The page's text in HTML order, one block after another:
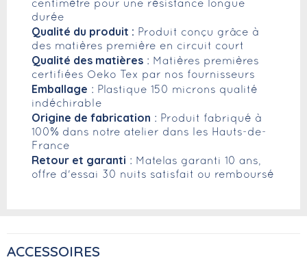
centimètre pour une résistance longue
durée
Qualité du produit : Produit conçu grâce à
des matières première en circuit court
Qualité des matières : Matières premières
certifiées Oeko Tex par nos fournisseurs
Emballage : Plastique 150 microns qualité
indéchirable
Origine de fabrication : Produit fabriqué à
100% dans notre atelier dans les Hauts-de-
France
Retour et garanti : Matelas garanti 10 ans,
offre d'essai 30 nuits satisfait ou remboursé
ACCESSOIRES